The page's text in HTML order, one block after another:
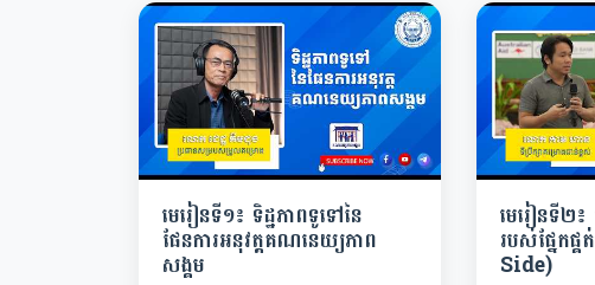
មេរៀនទី១៖ ទិដ្ឋភាពទូទៅនៃ
ផែនការអនុវត្តគណនេយ្យភាព
សង្គម
មេរៀនទី២​៖
របស់ផ្នែកផ្
Side)